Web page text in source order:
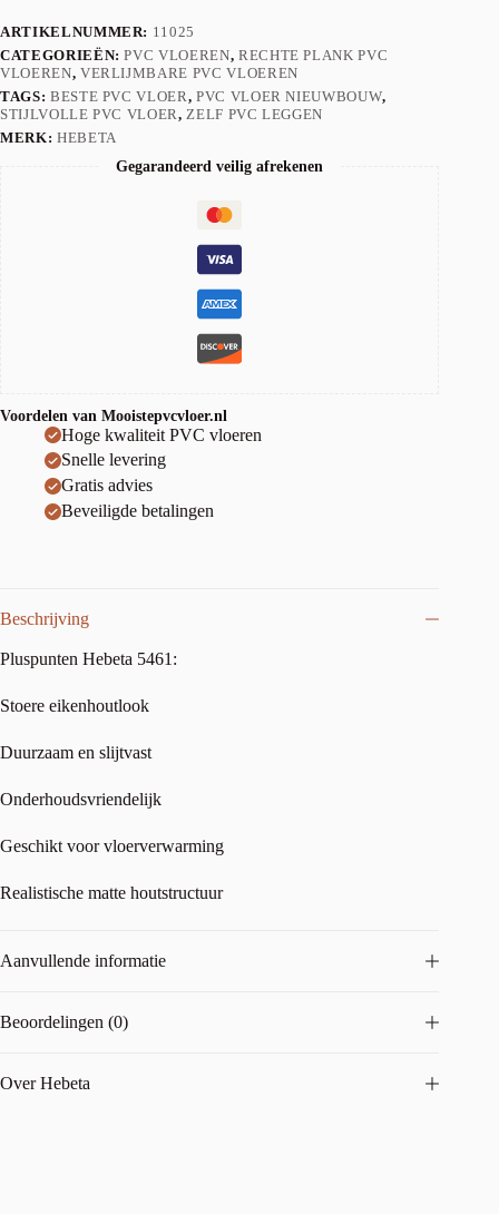
ARTIKELNUMMER: 11025
CATEGORIEËN:PVC VLOEREN, RECHTE PLANK PVC
VLOEREN, VERLIJMBARE PVC VLOEREN
TAGS: BESTE PVC VLOER, PVC VLOER NIEUWBOUW,
STIJLVOLLE PVC VLOER, ZELF PVC LEGGEN
MERK: HEBETA
Gegarandeerd veilig afrekenen
Voordelen van Mooistepvcvloer.nl
Hoge kwaliteit PVC vloeren
Snelle levering
Gratis advies
Beveiligde betalingen
Beschrijving
Pluspunten Hebeta 5461:
Stoere eikenhoutlook
Duurzaam en slijtvast
Onderhoudsvriendelijk
Geschikt voor vloerverwarming
Realistische matte houtstructuur
Aanvullende informatie
Beoordelingen (0)
Over Hebeta